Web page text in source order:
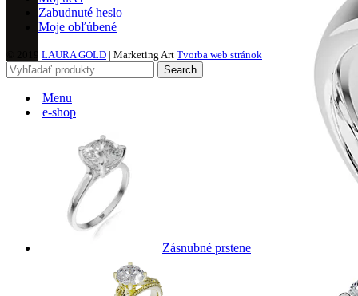
Zabudnuté heslo
Moje obľúbené
LAURA GOLD | Marketing Art Tvorba web stránok
Search
Menu
e-shop
Zásnubné prstene